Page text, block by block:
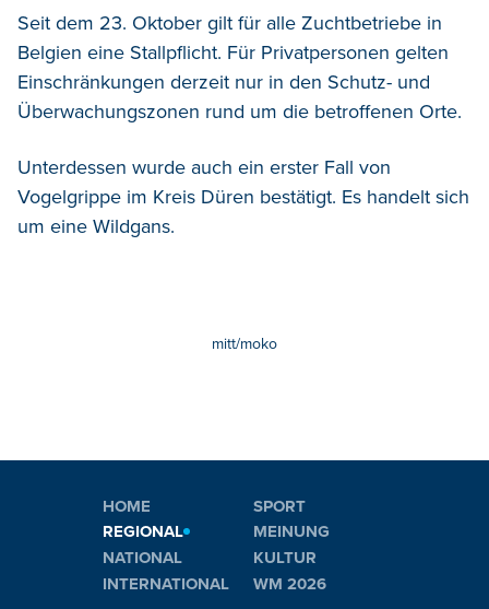
Seit dem 23. Oktober gilt für alle Zuchtbetriebe in
Belgien eine Stallpflicht. Für Privatpersonen gelten
Einschränkungen derzeit nur in den Schutz- und
Überwachungszonen rund um die betroffenen Orte.
Unterdessen wurde auch ein erster Fall von
Vogelgrippe im Kreis Düren bestätigt. Es handelt sich
um eine Wildgans.
mitt/moko
HOME
REGIONAL
NATIONAL
INTERNATIONAL
SPORT
MEINUNG
KULTUR
WM 2026